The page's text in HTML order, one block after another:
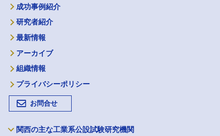
成功事例紹介
研究者紹介
最新情報
アーカイブ
組織情報
プライバシーポリシー
お問合せ
関西の主な工業系公設試験研究機関